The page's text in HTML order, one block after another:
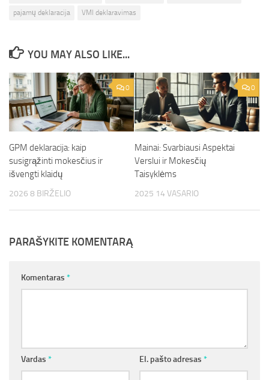
pajamų deklaracija
VMI deklaravimas
YOU MAY ALSO LIKE...
0
GPM deklaracija: kaip
susigrąžinti mokesčius ir
išvengti klaidų
2026 8 BIRŽELIO
0
Mainai: Svarbiausi Aspektai
Verslui ir Mokesčių
Taisyklėms
2025 14 VASARIO
PARAŠYKITE KOMENTARĄ
Komentaras *
Vardas * El. pašto adresas *